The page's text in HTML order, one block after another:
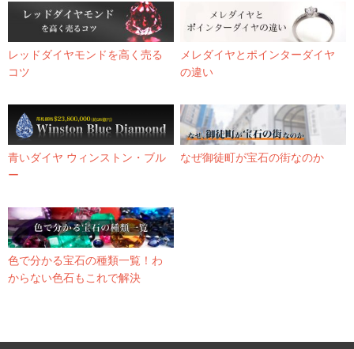
レッドダイヤモンドを高く売る
コツ
メレダイヤとポインターダイヤ
の違い
青いダイヤ ウィンストン・ブル
ー
なぜ御徒町が宝石の街なのか
色で分かる宝石の種類一覧！わ
からない色石もこれで解決